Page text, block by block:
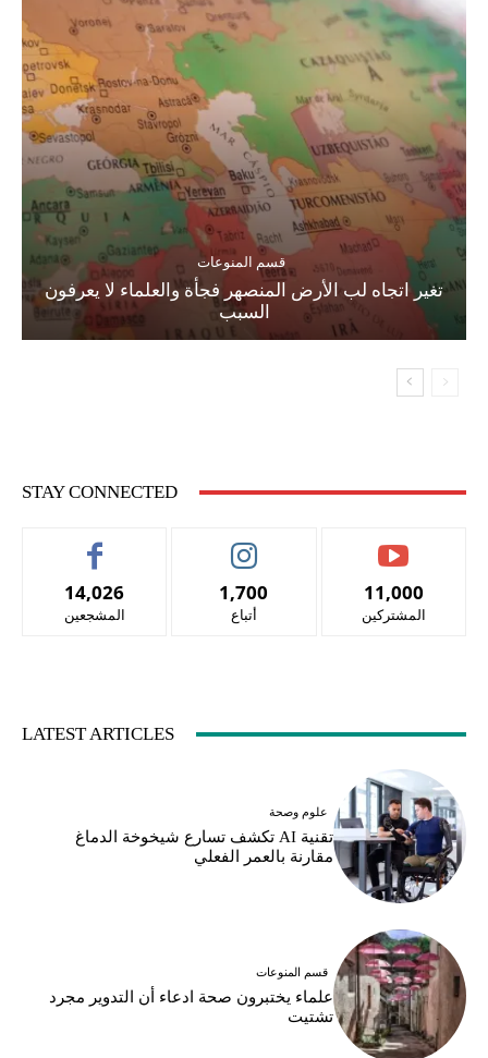
قسم المنوعات
تغير اتجاه لب الأرض المنصهر فجأة والعلماء لا يعرفون
السبب
STAY CONNECTED
14,026
المشجعين
1,700
أتباع
11,000
المشتركين
LATEST ARTICLES
علوم وصحة
تقنية AI تكشف تسارع شيخوخة الدماغ
مقارنة بالعمر الفعلي
قسم المنوعات
علماء يختبرون صحة ادعاء أن التدوير مجرد
تشتيت